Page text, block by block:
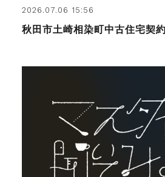
2026.07.06 15:56
秋田市土崎相染町中古住宅契